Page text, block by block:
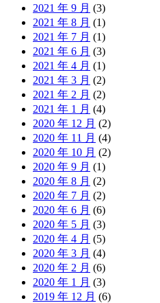
2021 年 9 月 (3)
2021 年 8 月 (1)
2021 年 7 月 (1)
2021 年 6 月 (3)
2021 年 4 月 (1)
2021 年 3 月 (2)
2021 年 2 月 (2)
2021 年 1 月 (4)
2020 年 12 月 (2)
2020 年 11 月 (4)
2020 年 10 月 (2)
2020 年 9 月 (1)
2020 年 8 月 (2)
2020 年 7 月 (2)
2020 年 6 月 (6)
2020 年 5 月 (3)
2020 年 4 月 (5)
2020 年 3 月 (4)
2020 年 2 月 (6)
2020 年 1 月 (3)
2019 年 12 月 (6)